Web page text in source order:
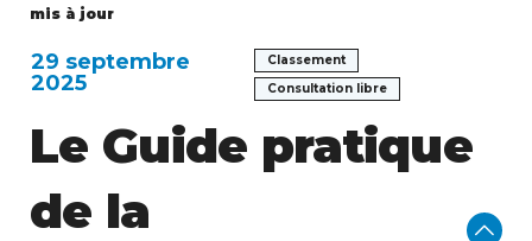
mis à jour
29 septembre
2025
Classement
Consultation libre
Le Guide pratique
de la